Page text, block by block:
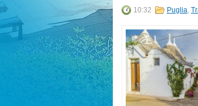
10:32 Puglia,